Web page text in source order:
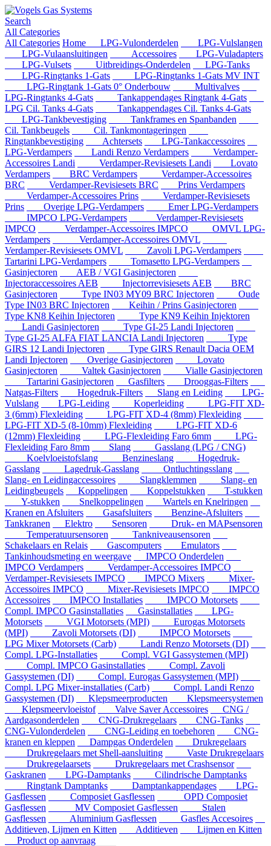
Search
All Categories
All Categories Home LPG-Vulonderdelen
LPG-Vulslangen
LPG-Vulaansluitingen
Accessoires
LPG-Vuladapters
LPG-Vulsets
Uitbreidings-Onderdelen
LPG-Tanks
LPG-Ringtanks 1-Gats
LPG-Ringtanks 1-Gats MV INT
LPG-Ringtank 1-Gats 0° Onderbouw
Multivalves
LPG-Ringtanks 4-Gats
Tankappendages Ringtank 4-Gats
LPG Cil. Tanks 4-Gats
Tankappendages Cil. Tanks 4-Gats
LPG-Tankbevestiging
Tankframes en Spanbanden
Cil. Tankbeugels
Cil. Tankmontageringen
Ringtankbevestiging
Achtersets
LPG-Tankaccessoires
LPG-Verdampers
Landi Renzo Verdampers
Verdamper-
Accessoires Landi
Verdamper-Revisiesets Landi
Lovato
Verdampers
BRC Verdampers
Verdamper-Accessoires
BRC
Verdamper-Revisiesets BRC
Prins Verdampers
Verdamper-Accessoires Prins
Verdamper-Revisiesets
Prins
Overige LPG-Verdampers
Emer LPG-Verdampers
IMPCO LPG-Verdampers
Verdamper-Revisiesets
IMPCO
Verdamper-Accessoires IMPCO
OMVL LPG-
Verdampers
Verdamper-Accessoires OMVL
Verdamper-Revisiesets OMVL
Zavoli LPG-Verdampers
Tartarini LPG-Verdampers
Tomasetto LPG-Verdampers
Gasinjectoren
AEB / VGI Gasinjectoren
Injectoraccessoires AEB
Injectorrevisiesets AEB
BRC
Gasinjectoren
Type IN03 MY09 BRC Injectoren
Oude
Type IN03 BRC Injectoren
Keihin / Prins Gasinjectoren
Type KN8 Keihin Injectoren
Type KN9 Keihin Injektoren
Landi Gasinjectoren
Type GI-25 Landi Injectoren
Type GI-25 ALFA FIAT LANCIA Landi Injectoren
Type
GIRS 12 Landi Injectoren
Type GIRS Renault Dacia OEM
Landi Injectoren
Overige Gasinjectoren
Lovato
Gasinjectoren
Valtek Gasinjectoren
Vialle Gasinjectoren
Tartarini Gasinjectoren
Gasfilters
Drooggas-Filters
Natgas-Filters
Hogedruk-Filters Slang en Leiding
LPG-
Vulslang
LPG-Leiding Koperleiding
LPG-FIT XD-
3 (6mm) Flexleiding
LPG-FIT XD-4 (8mm) Flexleiding
LPG-FIT XD-5 (8-10mm) Flexleiding
LPG-FIT XD-6
(12mm) Flexleiding
LPG-Flexleiding Faro 6mm
LPG-
Flexleiding Faro 8mm
Slang
Gasslang (LPG / CNG)
Koelvloeistofslang
Benzineslang
Hogedruk-
Gasslang
Lagedruk-Gasslang
Ontluchtingsslang
Slang- en Leidingaccessoires
Slangklemmen
Slang- en
Leidingbeugels
Koppelingen Koppelstukken
T-stukken
Y-stukken
Snelkoppelingen
Wartels en Knelringen
Kranen en Afsluiters
Gasafsluiters
Benzine-Afsluiters
Tankkranen
Elektro Sensoren
Druk- en MAPsensoren
Temperatuursensoren
Tankniveausensoren
Schakelaars en Relais
Gascomputers
Emulators
Tankinhoudsmeting en weergave
IMPCO Onderdelen
IMPCO Verdampers
Verdamper-Accessoires IMPCO
Verdamper-Revisiesets IMPCO
IMPCO Mixers
Mixer-
Accessoires IMPCO
Mixer-Revisiesets IMPCO
IMPCO
Accessoires
IMPCO Installaties
IMPCO Motorsets
Compl. IMPCO Gasinstallaties
Gasinstallaties
LPG-
Motorsets
VGI Motorsets (MPI)
Eurogas Motorsets
(MPI)
Zavoli Motorsets (DI)
IMPCO Motorsets
LPG Mixer Motorsets (Carb)
Landi Renzo Motorsets (DI)
Compl. LPG-Installaties
Compl. VGI Gassystemen (MPI)
Compl. IMPCO Gasinstallaties
Compl. Zavoli
Gassystemen (DI)
Compl. Eurogas Gassystemen (MPI)
Compl. LPG Mixer-installaties (Carb)
Compl. Landi Renzo
Gassystemen (DI)
Klepsmeerproducten
Klepsmeersystemen
Klepsmeervloeistof
Valve Saver Accessoires
CNG /
Aardgasonderdelen
CNG-Drukregelaars
CNG-Tanks
CNG-Vulonderdelen
CNG-Leiding en toebehoren
CNG-
kranen en kleppen
Dampgas Onderdelen
Drukregelaars
Drukregelaars met Shell-aansluiting
Vaste Drukregelaars
Drukregelaarsets
Drukregelaars met Crashsensor
Gaskranen
LPG-Damptanks
Cilindrische Damptanks
Ringtank Damptanks
Damptankappendages
LPG-
Gasflessen
Composiet Gasflessen
OPD Composiet
Gasflessen
MV Composiet Gasflessen
Stalen
Gasflessen
Aluminium Gasflessen
Gasfles Accesoires
Additieven, Lijmen en Kitten
Additieven
Lijmen en Kitten
Product op aanvraag